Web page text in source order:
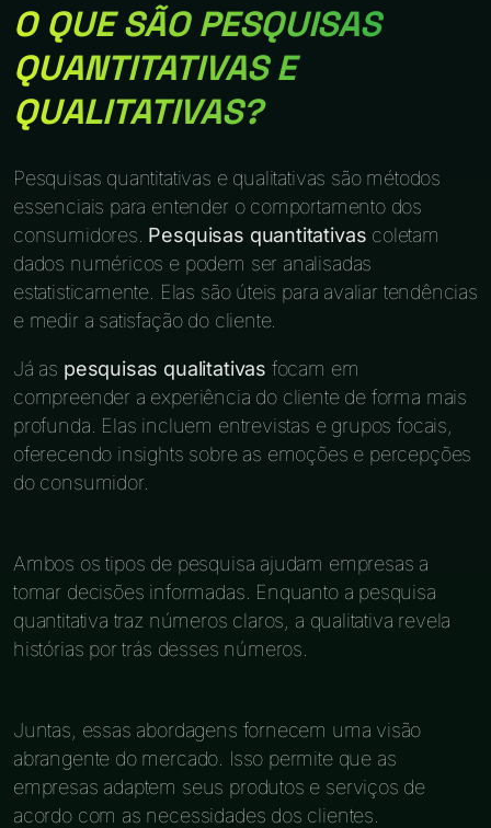
O QUE SÃO PESQUISAS
QUANTITATIVAS E
QUALITATIVAS?
Pesquisas quantitativas e qualitativas são métodos
essenciais para entender o comportamento dos
consumidores. Pesquisas quantitativas coletam
dados numéricos e podem ser analisadas
estatisticamente. Elas são úteis para avaliar tendências
e medir a satisfação do cliente.
Já as pesquisas qualitativas focam em
compreender a experiência do cliente de forma mais
profunda. Elas incluem entrevistas e grupos focais,
oferecendo insights sobre as emoções e percepções
do consumidor.
Ambos os tipos de pesquisa ajudam empresas a
tomar decisões informadas. Enquanto a pesquisa
quantitativa traz números claros, a qualitativa revela
histórias por trás desses números.
Juntas, essas abordagens fornecem uma visão
abrangente do mercado. Isso permite que as
empresas adaptem seus produtos e serviços de
acordo com as necessidades dos clientes.